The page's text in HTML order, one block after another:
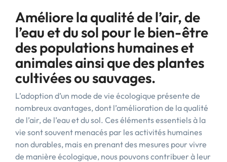
Améliore la qualité de l’air, de
l’eau et du sol pour le bien-être
des populations humaines et
animales ainsi que des plantes
cultivées ou sauvages.
L’adoption d’un mode de vie écologique présente de
nombreux avantages, dont l’amélioration de la qualité
de l’air, de l’eau et du sol. Ces éléments essentiels à la
vie sont souvent menacés par les activités humaines
non durables, mais en prenant des mesures pour vivre
de manière écologique, nous pouvons contribuer à leur